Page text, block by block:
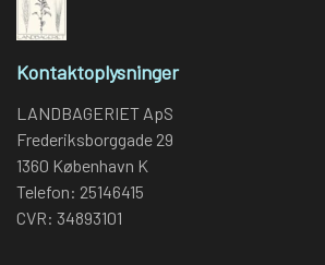
Kontaktoplysninger
LANDBAGERIET ApS
Frederiksborggade 29
1360 København K
Telefon: 25146415
CVR: 34893101